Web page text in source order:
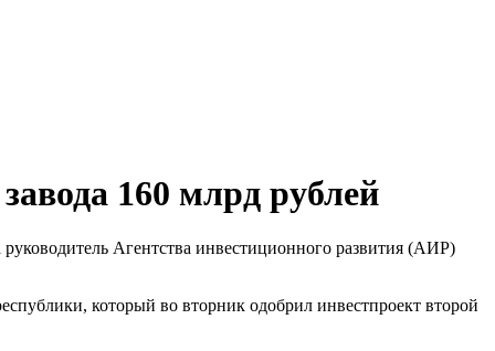
160 млрд рублей
Агентства инвестиционного развития (АИР)
который во вторник одобрил инвестпроект второй